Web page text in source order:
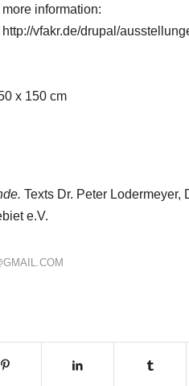
more information:
http://vfakr.de/drupal/
x 150 cm
Texts Dr. Peter Lodermeyer,
e.V.